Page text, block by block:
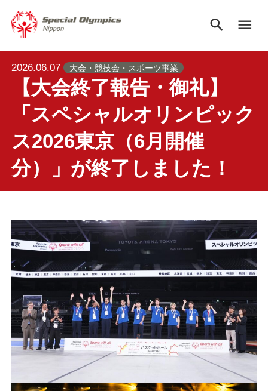
search menu
2026.06.07 大会・競技会・スポーツ事業
【大会終了報告・御礼】
「スペシャルオリンピック
ス2026東京（6月開催
分）」が終了しました！